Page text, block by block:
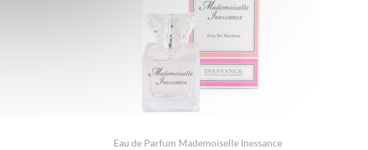
Eau de Parfum Mademoiselle Inessance